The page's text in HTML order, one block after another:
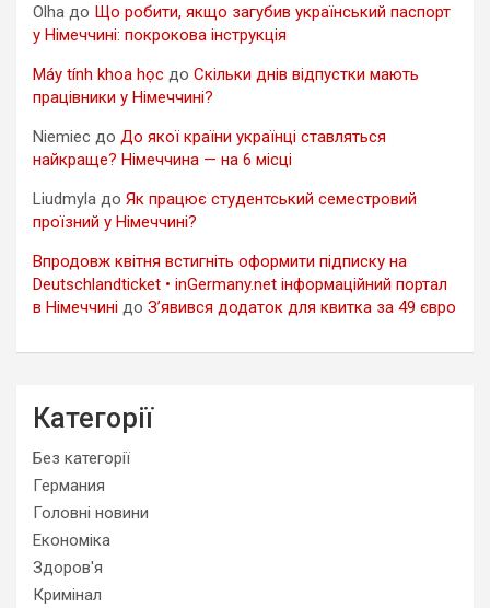
Olha до Що робити, якщо загубив український паспорт
у Німеччині: покрокова інструкція
Máy tính khoa học до Скільки днів відпустки мають
працівники у Німеччині?
Niemiec до До якої країни українці ставляться
найкраще? Німеччина — на 6 місці
Liudmyla до Як працює студентський семестровий
проїзний у Німеччині?
Впродовж квітня встигніть оформити підписку на
Deutschlandticket • inGermany.net інформаційний портал
в Німеччині до З’явився додаток для квитка за 49 євро
Категорії
Без категорії
Германия
Головні новини
Економіка
Здоров'я
Кримінал